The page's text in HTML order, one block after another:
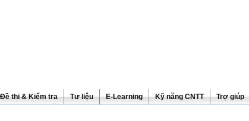
Đề thi & Kiểm tra Tư liệu E-Learning Kỹ năng CNTT Trợ giúp